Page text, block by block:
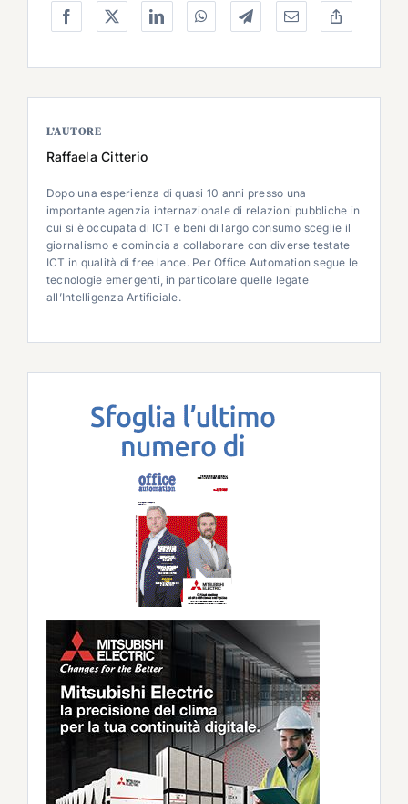
L’AUTORE
Raffaela Citterio
Dopo una esperienza di quasi 10 anni presso una
importante agenzia internazionale di relazioni pubbliche in
cui si è occupata di ICT e beni di largo consumo sceglie il
giornalismo e comincia a collaborare con diverse testate
ICT in qualità di free lance. Per Office Automation segue le
tecnologie emergenti, in particolare quelle legate
all’Intelligenza Artificiale.